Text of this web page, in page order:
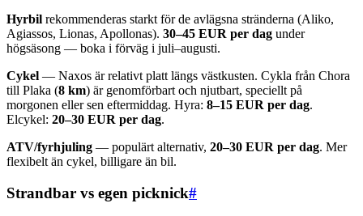
Hyrbil rekommenderas starkt för de avlägsna stränderna (Aliko,
Agiassos, Lionas, Apollonas). 30–45 EUR per dag under
högsäsong — boka i förväg i juli–augusti.
Cykel — Naxos är relativt platt längs västkusten. Cykla från Chora
till Plaka (8 km) är genomförbart och njutbart, speciellt på
morgonen eller sen eftermiddag. Hyra: 8–15 EUR per dag.
Elcykel: 20–30 EUR per dag.
ATV/fyrhjuling — populärt alternativ, 20–30 EUR per dag. Mer
flexibelt än cykel, billigare än bil.
Strandbar vs egen picknick#